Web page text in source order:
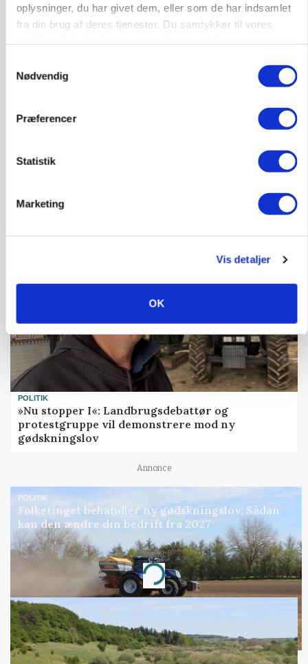
oplysninger, du har givet dem, eller som de har indsamlet
fra din brug af deres tjenester. Du samtykker til vores
Nødvendig
Præferencer
Statistik
Marketing
Vis detaljer
OK
POLITIK
»Nu stopper I«: Landbrugsdebattør og
protestgruppe vil demonstrere mod ny
gødskningslov
Annonce
POLITIK
Folketinget behandler ny gødskningslov: Sådan
kan den ændre din bedrift fra 2027
Annonce
Loading...